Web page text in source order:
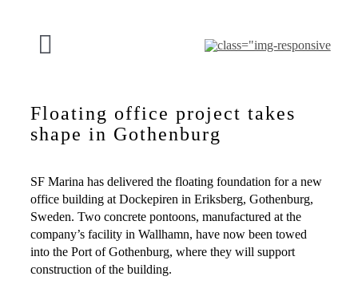
Uključi/isključi
PROJEKTI
O SF
KONTAKT
Floating office project takes
shape in Gothenburg
SF Marina has delivered the floating foundation for a new
office building at Dockepiren in Eriksberg, Gothenburg,
Sweden. Two concrete pontoons, manufactured at the
company’s facility in Wallhamn, have now been towed
into the Port of Gothenburg, where they will support
construction of the building.